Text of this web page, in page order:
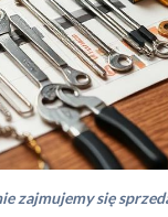
zajmujemy się